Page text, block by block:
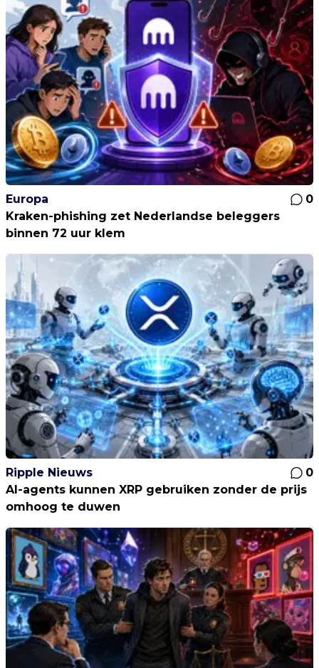
Europa
0
Kraken-phishing zet Nederlandse beleggers
binnen 72 uur klem
Ripple Nieuws
0
AI-agents kunnen XRP gebruiken zonder de prijs
omhoog te duwen